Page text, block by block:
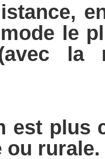
le
la
est plus
ou rurale.